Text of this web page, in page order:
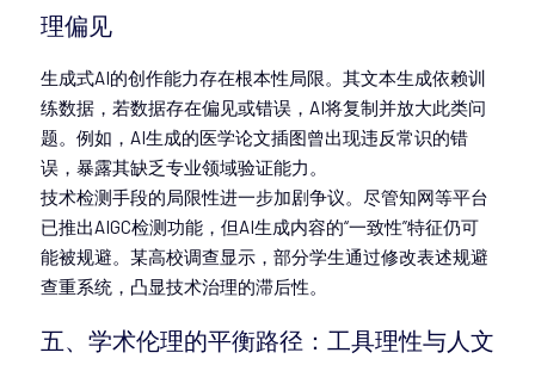
理偏见
生成式AI的创作能力存在根本性局限。其文本生成依赖训
练数据，若数据存在偏见或错误，AI将复制并放大此类问
题。例如，AI生成的医学论文插图曾出现违反常识的错
误，暴露其缺乏专业领域验证能力。
技术检测手段的局限性进一步加剧争议。尽管知网等平台
已推出AIGC检测功能，但AI生成内容的“一致性”特征仍可
能被规避。某高校调查显示，部分学生通过修改表述规避
查重系统，凸显技术治理的滞后性。
五、学术伦理的平衡路径：工具理性与人文